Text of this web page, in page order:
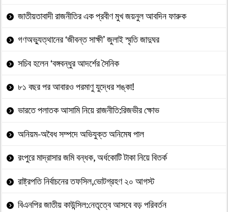
জাতীয়তাবাদী রাজনীতির এক প্রবীণ মুখ জয়নুল আবদিন ফারুক
গণঅভ্যুত্থানের ‘জীবন্ত সাক্ষী’ জুলাই স্মৃতি জাদুঘর
সচিব হলেন ‘বঙ্গবন্ধুর আদর্শের সৈনিক
৮১ বছর পর আবারও পরমাণু যুদ্ধের শঙ্কা!
ভারতে পলাতক আসামি নিয়ে রাজনীতি:রিজভীর ক্ষোভ
অনিয়ম-অবৈধ সম্পদে অভিযুক্ত অনিমেষ পাল
রংপুরে মাদ্রাসার জমি বন্ধক, অর্ধকোটি টাকা নিয়ে বিতর্ক
রাষ্ট্রপতি নির্বাচনের তফসিল,ভোটগ্রহণ ২০ আগস্ট
বিএনপির জাতীয় কাউন্সিল:নেতৃত্বে আসবে বড় পরিবর্তন